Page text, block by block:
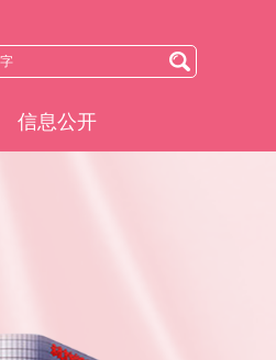
信息公开